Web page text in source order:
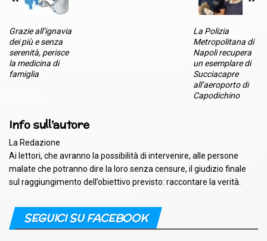
Grazie all’ignavia
dei più e senza
serenità, perisce
la medicina di
famiglia
La Polizia
Metropolitana di
Napoli recupera
un esemplare di
Succiacapre
all’aeroporto di
Capodichino
Info sull'autore
La Redazione
Ai lettori, che avranno la possibilità di intervenire, alle persone
malate che potranno dire la loro senza censure, il giudizio finale
sul raggiungimento dell’obiettivo previsto: raccontare la verità.
SEGUICI SU FACEBOOK